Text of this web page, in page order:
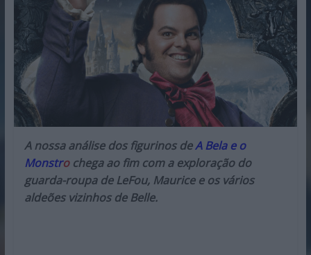
A nossa análise dos figurinos deA Bela e o
Monstrochega ao fim com a exploração do
guarda-roupa de LeFou, Maurice e os vários
aldeões vizinhos de Belle.